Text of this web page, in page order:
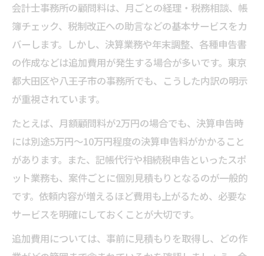
会計士事務所の顧問料は、月ごとの経理・税務相談、帳
簿チェック、税制改正への助言などの基本サービスをカ
バーします。しかし、決算業務や年末調整、各種申告書
の作成などは追加費用が発生する場合が多いです。東京
都大田区や八王子市の事務所でも、こうした内訳の明示
が重視されています。
たとえば、月額顧問料が2万円の場合でも、決算申告時
には別途5万円～10万円程度の決算申告料がかかること
があります。また、記帳代行や相続税申告といったスポ
ット業務も、案件ごとに個別見積もりとなるのが一般的
です。依頼内容が増えるほど費用も上がるため、必要な
サービスを明確にしておくことが大切です。
追加費用については、事前に見積もりを取得し、どの作